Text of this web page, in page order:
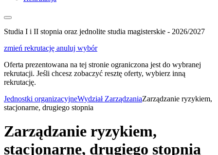
Studia I i II stopnia oraz jednolite studia magisterskie - 2026/2027
zmień rekrutację anuluj wybór
Oferta prezentowana na tej stronie ograniczona jest do wybranej
rekrutacji. Jeśli chcesz zobaczyć resztę oferty, wybierz inną
rekrutację.
Jednostki organizacyjneWydział ZarządzaniaZarządzanie ryzykiem,
stacjonarne, drugiego stopnia
Zarządzanie ryzykiem,
stacjonarne, drugiego stopnia